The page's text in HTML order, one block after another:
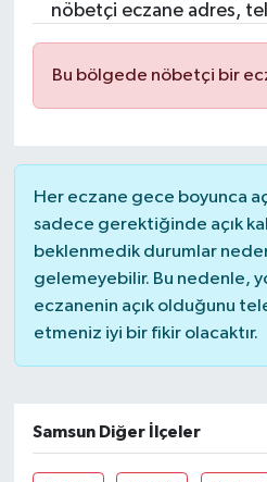
nöbetçi eczane adres,
Bu bölgede nöbetçi bir
Her eczane gece boyunca
sadece gerektiğinde açık
beklenmedik durumlar
gelemeyebilir. Bu nedenle,
eczanenin açık olduğunu
etmeniz iyi bir fikir olacaktır.
Samsun Diğer İlçeler
MAGAZİN
SAĞLIK
KEŞFET
POPÜLER
DÜNYA
MEDYA
Haber Arşivi